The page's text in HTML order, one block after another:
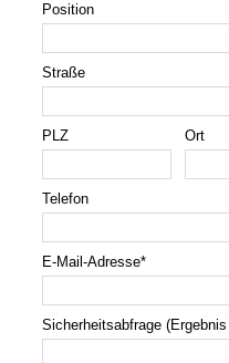
Position
Straße
PLZ Ort
Telefon
E-Mail-Adresse*
Sicherheitsabfrage